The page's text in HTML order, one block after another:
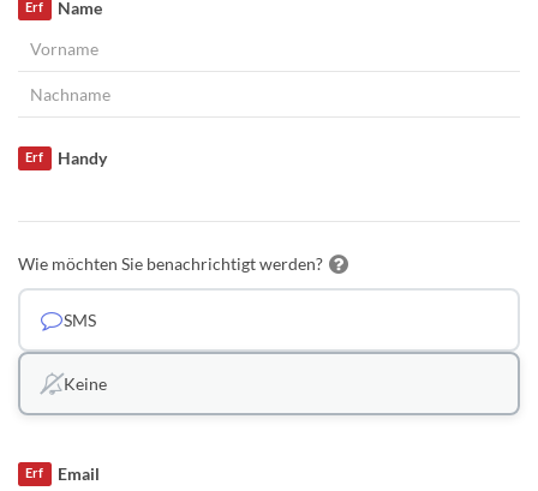
Name
Erf
Handy
Erf
Wie möchten Sie benachrichtigt werden?
SMS
Keine
Email
Erf